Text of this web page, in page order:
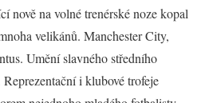
nově na volné trenérské noze kopal
velikánů. Manchester City,
Umění slavného středního
i klubové trofeje